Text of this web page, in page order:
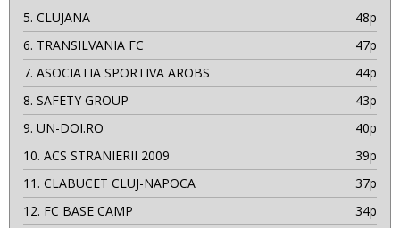
5. CLUJANA
48p
6. TRANSILVANIA FC
47p
7. ASOCIATIA SPORTIVA AROBS
44p
8. SAFETY GROUP
43p
9. UN-DOI.RO
40p
10. ACS STRANIERII 2009
39p
11. CLABUCET CLUJ-NAPOCA
37p
12. FC BASE CAMP
34p